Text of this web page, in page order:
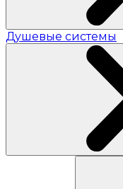
Душевые системы